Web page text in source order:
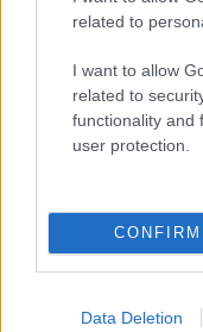
related to
I want to allow
related to
functionality and
user protection.
CONFIRM
Data Deletion